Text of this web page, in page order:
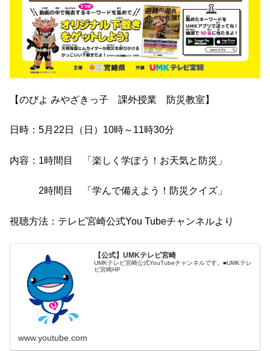
【のびよ みやざきっ子 課外授業 防災教室】
日時：5月22日（日）10時～11時30分
内容：1時間目 「楽しく学ぼう！お天気と防災」
2時間目 「学んで備えよう！防災クイズ」
視聴方法：テレビ宮崎公式You Tubeチャンネルより
【公式】UMKテレビ宮崎
UMKテレビ宮崎公式YouTubeチャンネルです。■UMKテレ
ビ宮崎HP
www.youtube.com